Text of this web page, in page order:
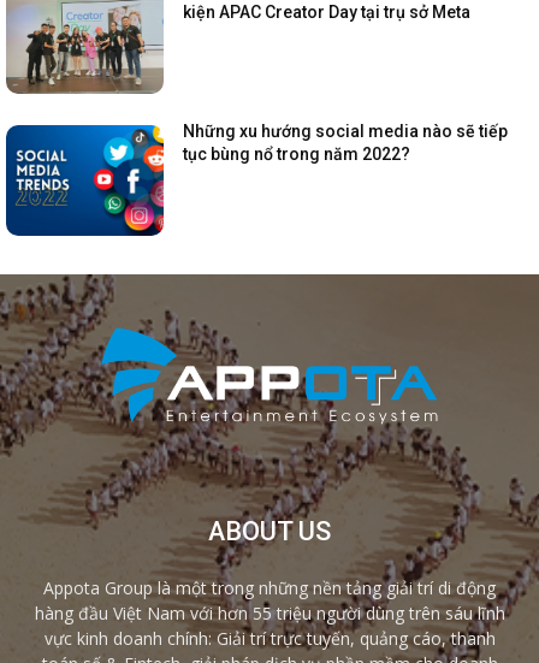
kiện APAC Creator Day tại trụ sở Meta
Những xu hướng social media nào sẽ tiếp
tục bùng nổ trong năm 2022?
ABOUT US
Appota Group là một trong những nền tảng giải trí di động
hàng đầu Việt Nam với hơn 55 triệu người dùng trên sáu lĩnh
vực kinh doanh chính: Giải trí trực tuyến, quảng cáo, thanh